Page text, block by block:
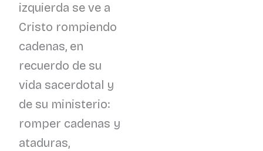
izquierda se ve a
Cristo rompiendo
cadenas, en
recuerdo de su
vida sacerdotal y
de su ministerio:
romper cadenas y
ataduras,